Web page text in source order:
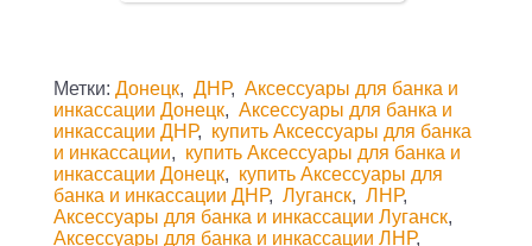
Метки: Донецк, ДНР, Аксессуары для банка и
инкассации Донецк, Аксессуары для банка и
инкассации ДНР, купить Аксессуары для банка
и инкассации, купить Аксессуары для банка и
инкассации Донецк, купить Аксессуары для
банка и инкассации ДНР, Луганск, ЛНР,
Аксессуары для банка и инкассации Луганск,
Аксессуары для банка и инкассации ЛНР,